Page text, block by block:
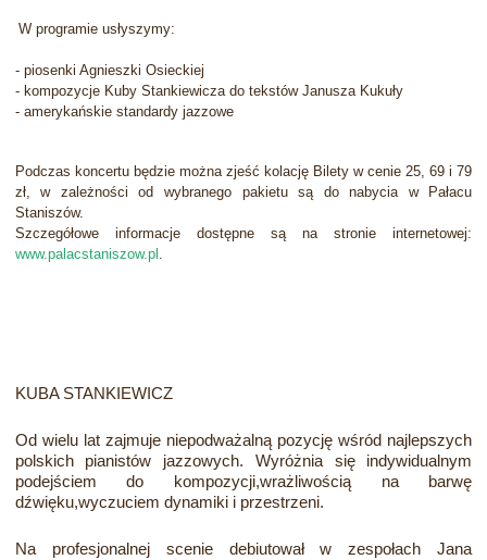
W programie usłyszymy:
- piosenki Agnieszki Osieckiej
- kompozycje Kuby Stankiewicza do tekstów Janusza Kukuły
- amerykańskie standardy jazzowe
Podczas koncertu będzie można zjeść kolację Bilety w cenie 25, 69 i 79
zł, w zależności od wybranego pakietu są do nabycia w Pałacu
Staniszów.
Szczegółowe informacje dostępne są na stronie internetowej:
www.palacstaniszow.pl .
KUBA STANKIEWICZ
Od wielu lat zajmuje niepodważalną pozycję wśród najlepszych
polskich pianistów jazzowych. Wyróżnia się indywidualnym
podejściem do kompozycji,wrażliwością na barwę
dźwięku,wyczuciem dynamiki i przestrzeni.
Na profesjonalnej scenie debiutował w zespołach Jana